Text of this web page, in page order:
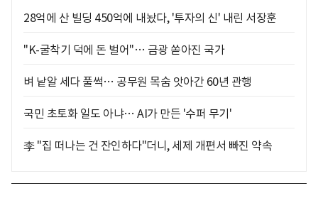
28억에 산 빌딩 450억에 내놨다, '투자의 신' 내린 서장훈
"K-굴착기 덕에 돈 벌어"… 금광 쏟아진 국가
벼 낱알 세다 풀썩… 공무원 목숨 앗아간 60년 관행
국민 초토화 일도 아냐… AI가 만든 '수퍼 무기'
李 "집 떠나는 건 잔인하다"더니, 세제 개편서 빠진 약속